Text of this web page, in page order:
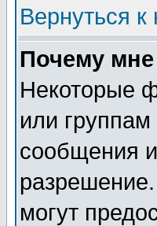
Вернуться к
Почему
Некоторые
или группам
сообщения
могут